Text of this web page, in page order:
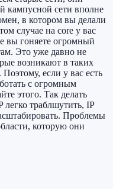
кампусной сети вполне
в котором вы делали
случае на core у вас
вы гоняете огромный
Это уже давно не
возникают в таких
если у вас есть
с огромным
этого. Так делать
легко траблшутить, IP
Проблемы
которую они